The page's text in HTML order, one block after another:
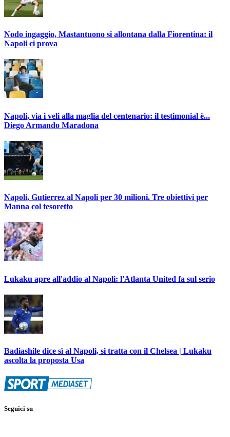
Nodo ingaggio, Mastantuono si allontana dalla Fiorentina: il
Napoli ci prova
Napoli, via i veli alla maglia del centenario: il testimonial è...
Diego Armando Maradona
Napoli, Gutierrez al Napoli per 30 milioni. Tre obiettivi per
Manna col tesoretto
Lukaku apre all'addio al Napoli: l'Atlanta United fa sul serio
Badiashile dice sì al Napoli, si tratta con il Chelsea | Lukaku
ascolta la proposta Usa
Seguici su